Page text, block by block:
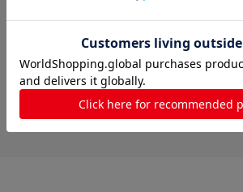
レビューはありません。